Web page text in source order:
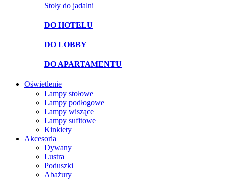
Stoły do jadalni
DO HOTELU
DO LOBBY
DO APARTAMENTU
Oświetlenie
Lampy stołowe
Lampy podłogowe
Lampy wiszące
Lampy sufitowe
Kinkiety
Akcesoria
Dywany
Lustra
Poduszki
Abażury